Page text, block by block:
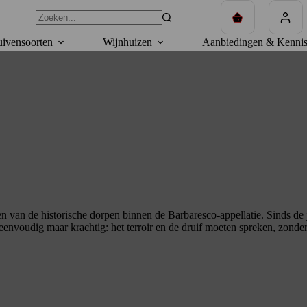
Winkelwagen
Wijnhuizen Aanbiedingen &
de historische dorpen binnen de Barbaresco-appellatie. Sinds
maar krachtig: het terroir en de druif moeten spreken,